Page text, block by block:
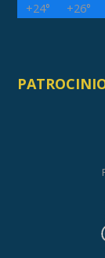
+24° +26°